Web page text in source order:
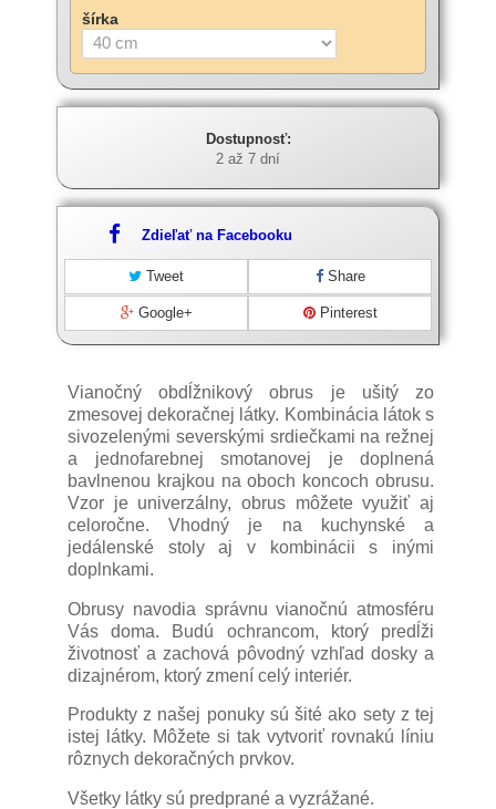
šírka
Dostupnosť:
2 až 7 dní
Zdieľať na Facebooku
Tweet Share
Google+ Pinterest
Vianočný obdĺžnikový obrus je ušitý zo
zmesovej dekoračnej látky. Kombinácia látok s
sivozelenými severskými srdiečkami na režnej
a jednofarebnej smotanovej je doplnená
bavlnenou krajkou na oboch koncoch obrusu.
Vzor je univerzálny, obrus môžete využiť aj
celoročne. Vhodný je na kuchynské a
jedálenské stoly aj v kombinácii s inými
doplnkami.
Obrusy navodia správnu vianočnú atmosféru
Vás doma. Budú ochrancom, ktorý predĺži
životnosť a zachová pôvodný vzhľad dosky a
dizajnérom, ktorý zmení celý interiér.
Produkty z našej ponuky sú šité ako sety z tej
istej látky. Môžete si tak vytvoriť rovnakú líniu
rôznych dekoračných prvkov.
Všetky látky sú predprané a vyzrážané.